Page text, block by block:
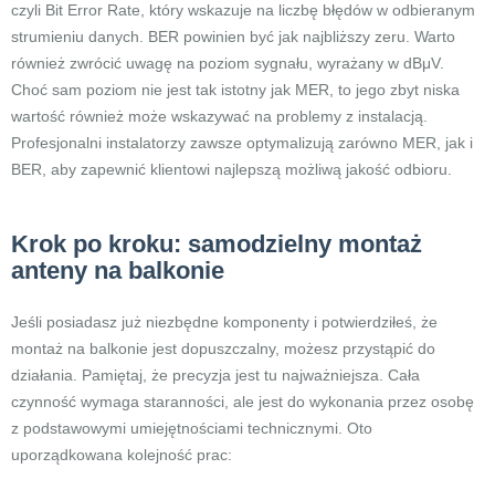
czyli Bit Error Rate, który wskazuje na liczbę błędów w odbieranym
strumieniu danych. BER powinien być jak najbliższy zeru. Warto
również zwrócić uwagę na poziom sygnału, wyrażany w dBμV.
Choć sam poziom nie jest tak istotny jak MER, to jego zbyt niska
wartość również może wskazywać na problemy z instalacją.
Profesjonalni instalatorzy zawsze optymalizują zarówno MER, jak i
BER, aby zapewnić klientowi najlepszą możliwą jakość odbioru.
Krok po kroku: samodzielny montaż
anteny na balkonie
Jeśli posiadasz już niezbędne komponenty i potwierdziłeś, że
montaż na balkonie jest dopuszczalny, możesz przystąpić do
działania. Pamiętaj, że precyzja jest tu najważniejsza. Cała
czynność wymaga staranności, ale jest do wykonania przez osobę
z podstawowymi umiejętnościami technicznymi. Oto
uporządkowana kolejność prac: